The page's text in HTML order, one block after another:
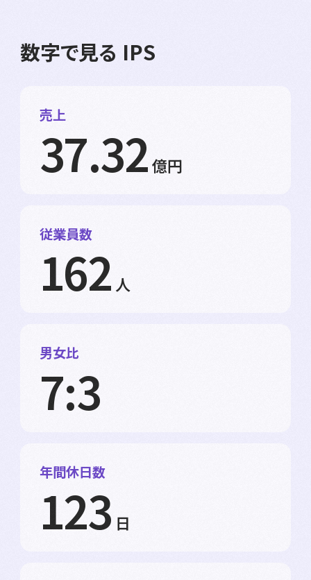
数字で見る IPS
売上
37.32億円
従業員数
162 人
男女比
7:3
年間休日数
123 日